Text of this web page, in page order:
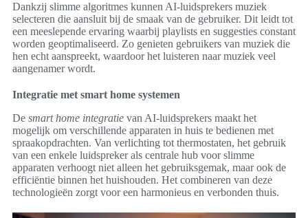
Dankzij slimme algoritmes kunnen AI-luidsprekers muziek
selecteren die aansluit bij de smaak van de gebruiker. Dit leidt tot
een meeslepende ervaring waarbij playlists en suggesties constant
worden geoptimaliseerd. Zo genieten gebruikers van muziek die
hen echt aanspreekt, waardoor het luisteren naar muziek veel
aangenamer wordt.
Integratie met smart home systemen
De smart home integratie van AI-luidsprekers maakt het
mogelijk om verschillende apparaten in huis te bedienen met
spraakopdrachten. Van verlichting tot thermostaten, het gebruik
van een enkele luidspreker als centrale hub voor slimme
apparaten verhoogt niet alleen het gebruiksgemak, maar ook de
efficiëntie binnen het huishouden. Het combineren van deze
technologieën zorgt voor een harmonieus en verbonden thuis.